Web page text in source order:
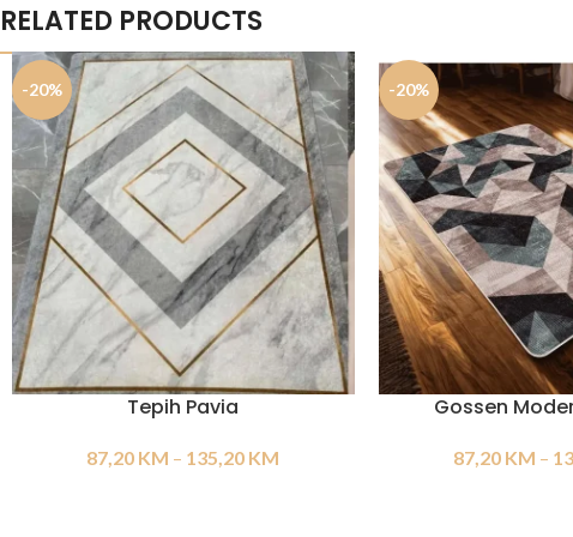
RELATED PRODUCTS
-20%
Tepih Pavia
87,20 KM – 135,20 KM
-20%
Gossen
87,20 KM –